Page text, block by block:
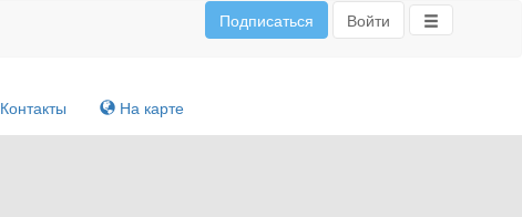
Подписаться Войти
Контакты На карте